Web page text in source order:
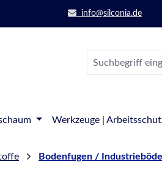
info@silconia.de
Werkzeuge |
Bodenfugen /